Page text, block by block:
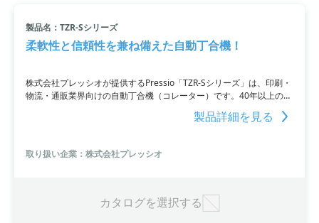
製品名：TZR-Sシリーズ
柔軟性と信頼性を兼ね備えた自動丁合機！
株式会社プレッシオが提供するPressio「TZR-Sシリーズ」は、印刷・
物流・通販業界向けの自動丁合機（コレーター）です。40年以上の歴
史と高い品質・耐久性により、日本内外で約4,000台の稼働実績があ
ります。女性や高齢者でも簡単に操作可能。幅広い紙サンプルに対応
理が可能です。キャスター付きで簡単に移動でき、省スペース化も実
現します。消耗品代金込みのメンテナンスサービスも用意。お問い合
製品詳細を見る
取り扱い企業：株式会社プレッシオ
カタログを選択する